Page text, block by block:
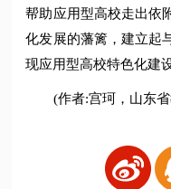
帮助应用型高校走出依
化发展的藩篱，建立起
现应用型高校特色化建
(作者:宫珂，山东